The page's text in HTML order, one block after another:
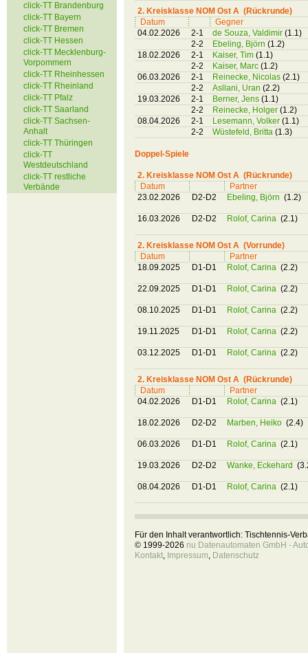
click-TT Brandenburg
click-TT Bayern
click-TT Bremen
click-TT Hessen
click-TT Mecklenburg-
Vorpommern
click-TT Rheinhessen
click-TT Rheinland
click-TT Pfalz
click-TT Saarland
click-TT Sachsen-
Anhalt
click-TT Thüringen
click-TT
Westdeutschland
click-TT restliche
Verbände
2. Kreisklasse NOM Ost A (Rückrunde)
Datum
Gegner
04.02.2026
2-1 de Souza, Valdimir (1.1)
2-2
Ebeling, Björn (1.2)
18.02.2026
2-1 Kaiser, Tim (1.1)
2-2
Kaiser, Marc (1.2)
06.03.2026
2-1 Reinecke, Nicolas (2.1)
2-2
Asllani, Uran (2.2)
19.03.2026
2-1 Berner, Jens (1.1)
2-2
Reinecke, Holger (1.2)
08.04.2026
2-1 Lesemann, Volker (1.1)
2-2
Wüstefeld, Britta (1.3)
Doppel-Spiele
2. Kreisklasse NOM Ost A (Rückrunde)
Datum
Partner
23.02.2026
D2-D2 Ebeling, Björn (1.2)
16.03.2026 D2-D2 Rolof, Carina (2.1)
2. Kreisklasse NOM Ost A (Vorrunde)
Datum
Partner
18.09.2025
D1-D1 Rolof, Carina (2.2)
22.09.2025 D1-D1 Rolof, Carina (2.2)
08.10.2025 D1-D1 Rolof, Carina (2.2)
19.11.2025 D1-D1 Rolof, Carina (2.2)
03.12.2025 D1-D1 Rolof, Carina (2.2)
2. Kreisklasse NOM Ost A (Rückrunde)
Datum
Partner
04.02.2026
D1-D1 Rolof, Carina (2.1)
18.02.2026 D2-D2 Marben, Heiko (2.4)
06.03.2026 D1-D1 Rolof, Carina (2.1)
19.03.2026 D2-D2 Wanke, Eckehard
08.04.2026 D1-D1 Rolof, Carina (2.1)
Für den Inhalt verantwortlich: Tischtennis-
© 1999-2026 nu Datenautomaten GmbH -
Kontakt, Impressum, Datenschutz